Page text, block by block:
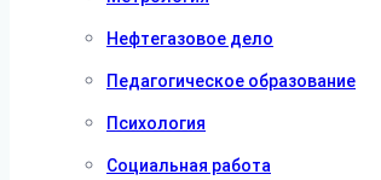
Нефтегазовое дело
Педагогическое образование
Психология
Социальная работа